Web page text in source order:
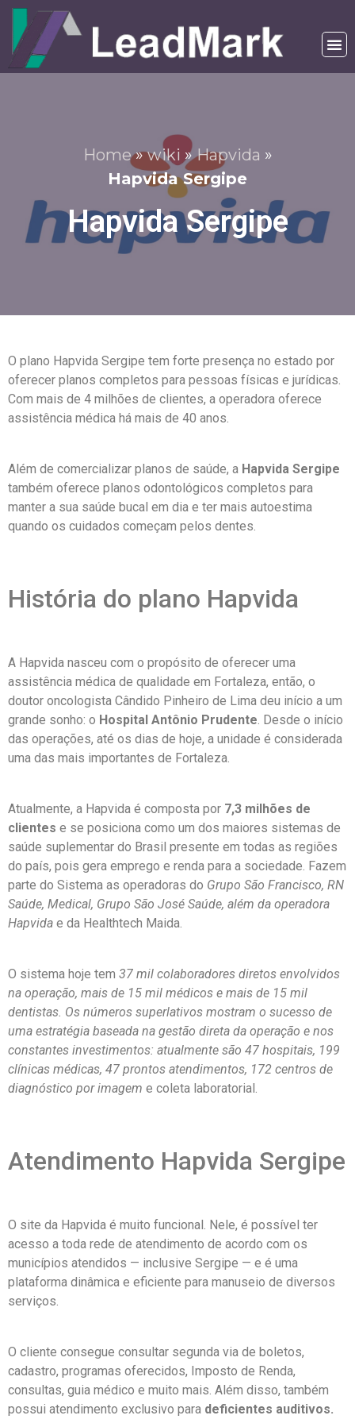
Home»wiki »Hapvida »
Hapvida Sergipe
Hapvida Sergipe
O plano Hapvida Sergipe tem forte presença no estado por
oferecer planos completos para pessoas físicas e jurídicas.
Com mais de 4 milhões de clientes, a operadora oferece
assistência médica há mais de 40 anos.
Além de comercializar planos de saúde, a Hapvida Sergipe
também oferece planos odontológicos completos para
manter a sua saúde bucal em dia e ter mais autoestima
quando os cuidados começam pelos dentes.
História do plano Hapvida
A Hapvida nasceu com o propósito de oferecer uma
assistência médica de qualidade em Fortaleza, então, o
doutor oncologista Cândido Pinheiro de Lima deu início a um
grande sonho: o Hospital Antônio Prudente. Desde o início
das operações, até os dias de hoje, a unidade é considerada
uma das mais importantes de Fortaleza.
Atualmente, a Hapvida é composta por 7,3 milhões de
clientes e se posiciona como um dos maiores sistemas de
saúde suplementar do Brasil presente em todas as regiões
do país, pois gera emprego e renda para a sociedade. Fazem
parte do Sistema as operadoras do Grupo São Francisco, RN
Saúde, Medical, Grupo São José Saúde, além da operadora
Hapvida e da Healthtech Maida.
O sistema hoje tem 37 mil colaboradores diretos envolvidos
na operação, mais de 15 mil médicos e mais de 15 mil
dentistas. Os números superlativos mostram o sucesso de
uma estratégia baseada na gestão direta da operação e nos
constantes investimentos: atualmente são 47 hospitais, 199
clínicas médicas, 47 prontos atendimentos, 172 centros de
diagnóstico por imagem e coleta laboratorial.
Atendimento Hapvida Sergipe
O site da Hapvida é muito funcional. Nele, é possível ter
acesso a toda rede de atendimento de acordo com os
municípios atendidos — inclusive Sergipe — e é uma
plataforma dinâmica e eficiente para manuseio de diversos
serviços.
O cliente consegue consultar segunda via de boletos,
cadastro, programas oferecidos, Imposto de Renda,
consultas, guia médico e muito mais. Além disso, também
possui atendimento exclusivo para deficientes auditivos.